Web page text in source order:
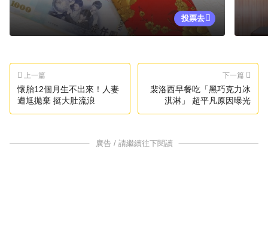
投票去
上一篇
懷胎12個月生不出來！人妻
遭尪拋棄 挺大肚流浪
下一篇
裴洛西早餐吃「黑巧克力冰
淇淋」 超平凡原因曝光
廣告 / 請繼續往下閱讀